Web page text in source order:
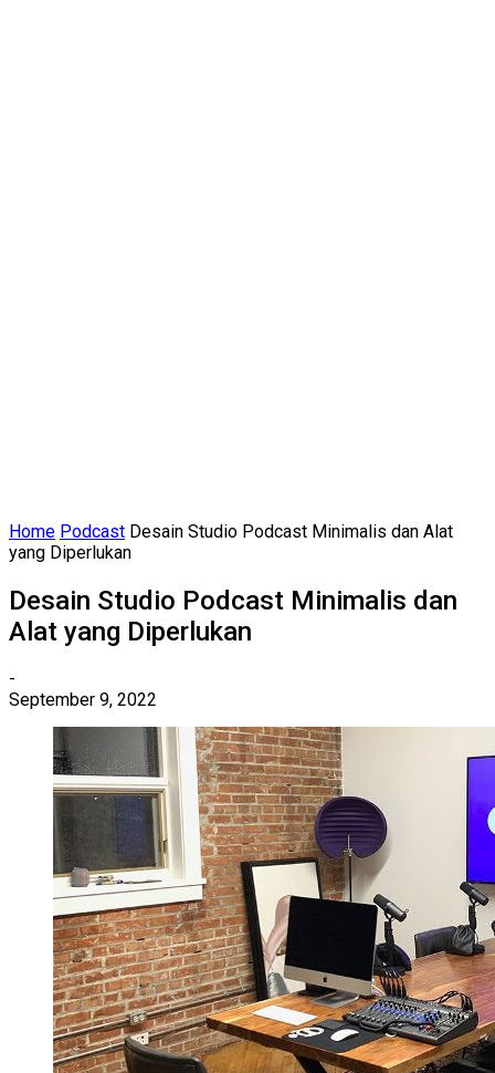
Home Podcast Desain Studio Podcast Minimalis dan Alat
yang Diperlukan
Desain Studio Podcast Minimalis dan
Alat yang Diperlukan
-
September 9, 2022